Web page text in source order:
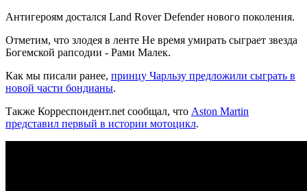
Антигероям достался Land Rover Defender нового поколения.
Отметим, что злодея в ленте Не время умирать сыграет звезда
Богемской рапсодии - Рами Малек.
Как мы писали ранее, принцу Чарльзу предложили сыграть в
новой части бондианы.
Также Корреспондент.net сообщал, что Aston Martin
представил первый в истории мотоцикл.